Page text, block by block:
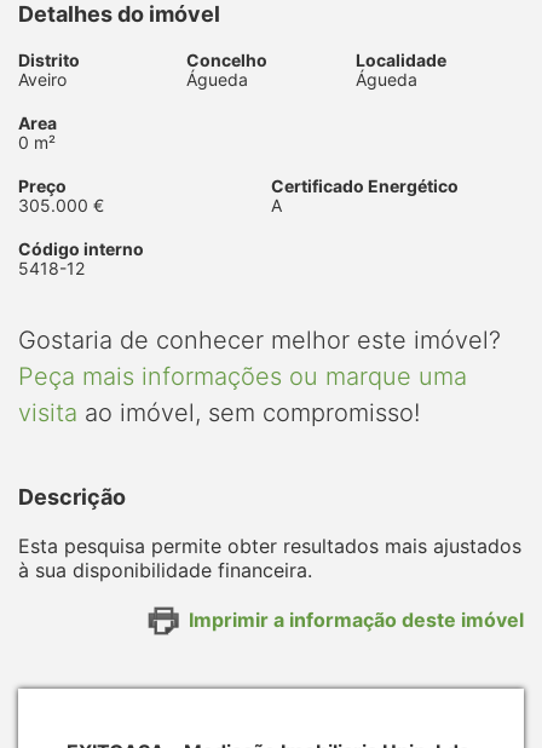
Detalhes do imóvel
Distrito
Aveiro
Concelho
Águeda
Localidade
Águeda
Area
0 m²
Preço
305.000 €
Certificado Energético
A
Código interno
5418-12
Gostaria de conhecer melhor este imóvel?
Peça mais informações ou marque uma
visita ao imóvel, sem compromisso!
Descrição
Esta pesquisa permite obter resultados mais ajustados
à sua disponibilidade financeira.
Imprimir a informação deste imóvel